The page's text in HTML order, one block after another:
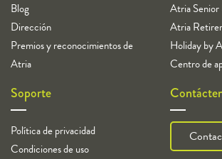
Blog
Dirección
Premios y reconocimientos de
Atria
Atria Senior
Atria
Holiday by
Centro de
Soporte
Política de privacidad
Condiciones de uso